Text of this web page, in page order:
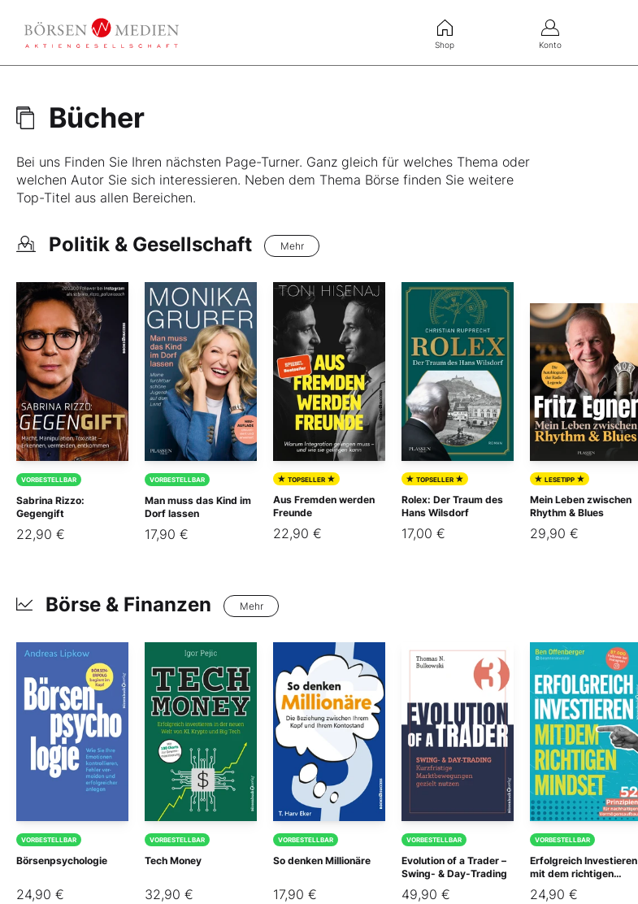
Shop Konto
Bücher
Bei uns Finden Sie Ihren nächsten Page-Turner. Ganz gleich für welches Thema oder
welchen Autor Sie sich interessieren. Neben dem Thema Börse finden Sie weitere
Top-Titel aus allen Bereichen.
Politik & Gesellschaft Mehr
VORBESTELLBAR
Sabrina Rizzo:
Gegengift
22,90 €
VORBESTELLBAR
Man muss das Kind im
Dorf lassen
17,90 €
★ TOPSELLER ★
Aus Fremden werden
Freunde
22,90 €
★ TOPSELLER ★
Rolex: Der Traum des
Hans Wilsdorf
17,00 €
★ LESETIPP ★
Mein Leben zwischen
Rhythm & Blues
29,90 €
Börse & Finanzen Mehr
VORBESTELLBAR
Börsenpsychologie
24,90 €
VORBESTELLBAR
Tech Money
32,90 €
VORBESTELLBAR
So denken Millionäre
17,90 €
VORBESTELLBAR
Evolution of a Trader –
Swing- & Day-Trading
49,90 €
VORBESTELLBAR
Erfolgreich Investieren
mit dem richtigen
Mindset
24,90 €